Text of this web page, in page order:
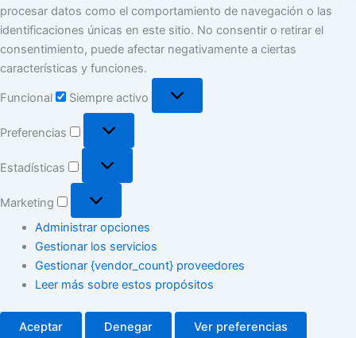
procesar datos como el comportamiento de navegación o las
identificaciones únicas en este sitio. No consentir o retirar el
consentimiento, puede afectar negativamente a ciertas
características y funciones.
Funcional Siempre activo
Preferencias
Preferencias
Estadísticas
Estadísticas
Marketing
Marketing
Administrar opciones
Gestionar los servicios
Gestionar {vendor_count} proveedores
Leer más sobre estos propósitos
Aceptar Denegar Ver preferencias